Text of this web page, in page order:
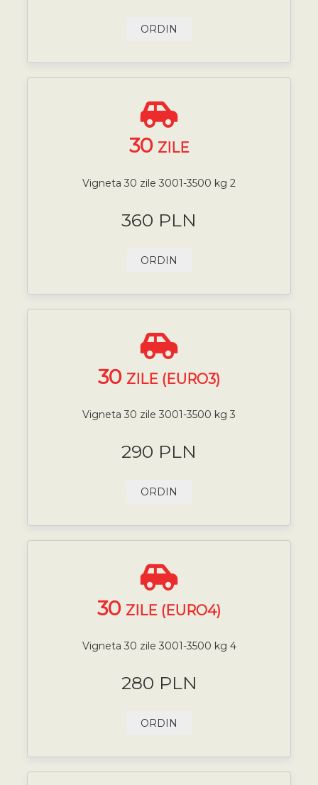
ORDIN
30 ZILE
Vigneta 30 zile 3001-3500 kg 2
360 PLN
ORDIN
30 ZILE (EURO3)
Vigneta 30 zile 3001-3500 kg 3
290 PLN
ORDIN
30 ZILE (EURO4)
Vigneta 30 zile 3001-3500 kg 4
280 PLN
ORDIN